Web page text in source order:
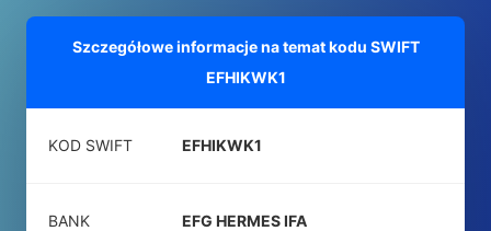
Szczegółowe informacje na temat kodu SWIFT
EFHIKWK1
KOD SWIFT EFHIKWK1
BANK EFG HERMES IFA